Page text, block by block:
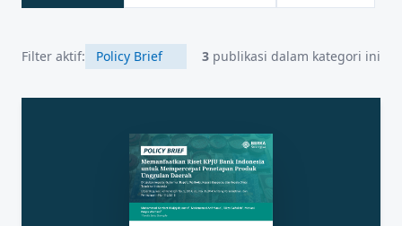
Filter aktif: Policy Brief 3 publikasi dalam kategori ini